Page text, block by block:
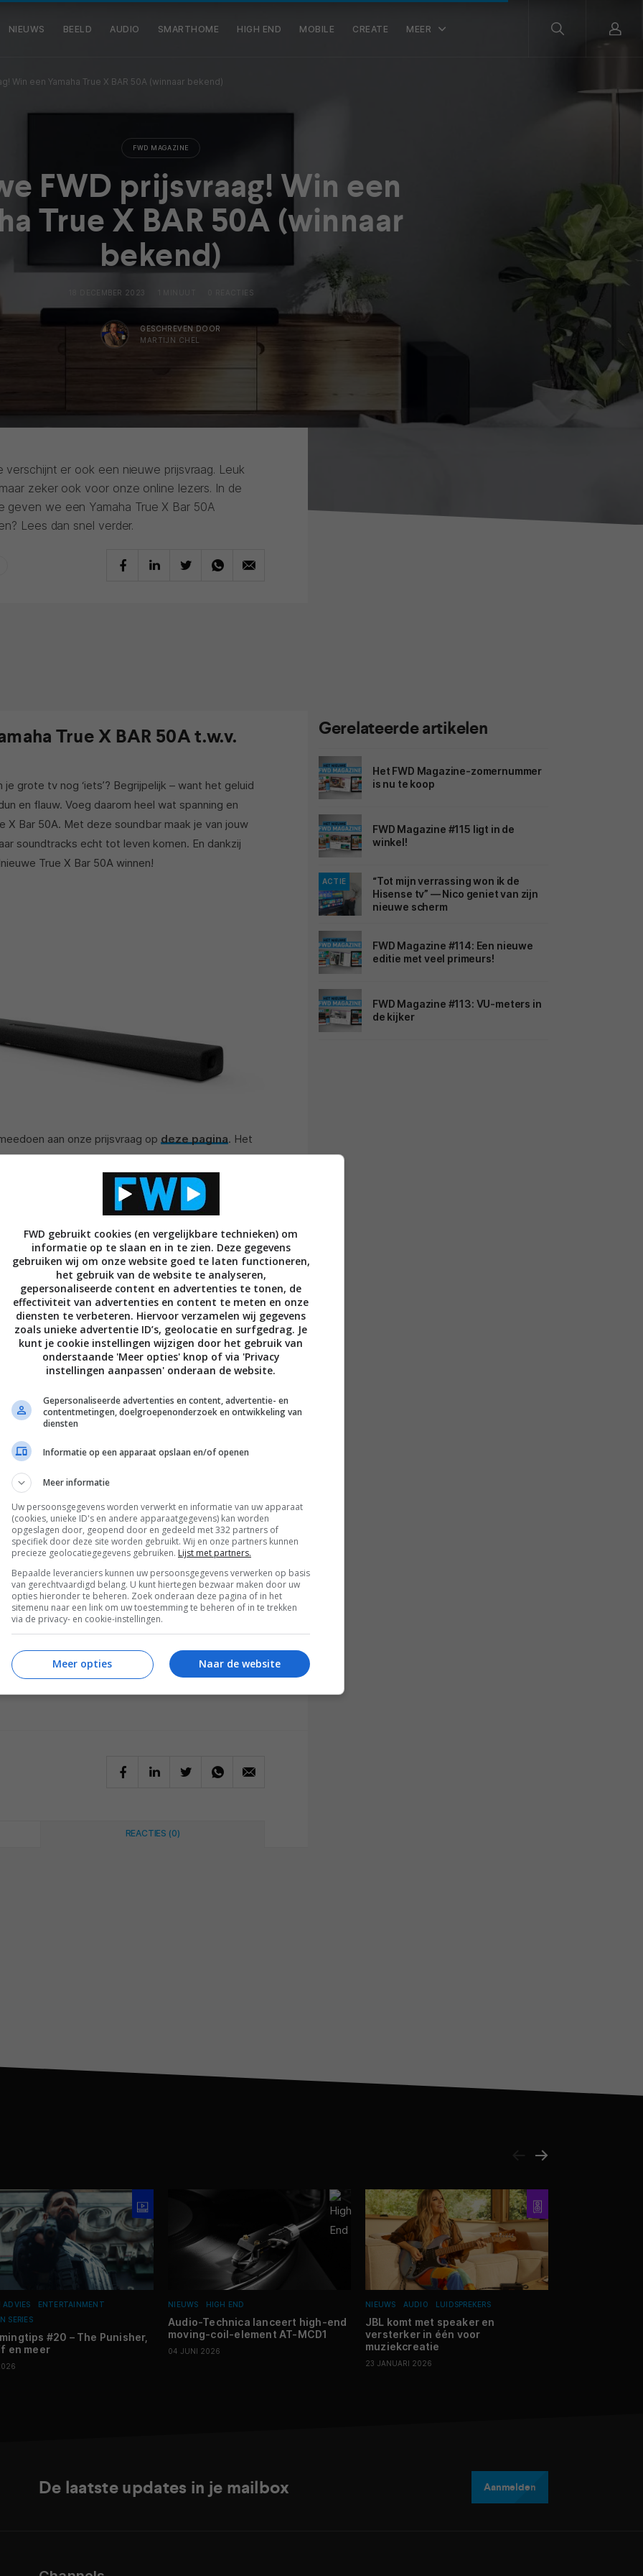
NIEUWS BEELD AUDIO SMARTHOME HIGH END MOBILE CREATE MEER
Win een Yamaha True X BAR 50A (winnaar bekend)
FWD MAGAZINE
FWD prijsvraag! Win een
True X BAR 50A (winnaar
bekend)
18 DECEMBER 2023 0 REACTIES
GESCHREVEN DOOR
MARTIJN CHEL
er ook een nieuwe prijsvraag. Leuk
zeker ook voor onze online lezers. In de
geven we een Yamaha True X Bar 50A
Lees dan snel verder.
True X BAR 50A t.w.v.
grote tv nog ‘iets’? Begrijpelijk – want het geluid
en flauw. Voeg daarom heel wat spanning en
X Bar 50A. Met deze soundbar maak je van jouw
soundtracks echt tot leven komen. En dankzij
True X Bar 50A winnen!
aan onze prijsvraag op deze pagina. Het
geven op de vraag en je gegevens achterlaten.
met je soundbar!
en losse verkoop
natuurlijk veel meer, waaronder de mooiste
tips en het laatste nieuws! Ga hem dus snel
als eerste het magazine ontvangen zodat
kunt lezen? Neem dan een
Of kies voor een digitaal abonnement. Zo
REACTIES (0)
Gerelateerde artikelen
Het FWD Magazine-zomernummer
is nu te koop
FWD Magazine #115 ligt in de
winkel!
ACTIE
“Tot mijn verrassing won ik de
Hisense tv” — Nico geniet van zijn
nieuwe scherm
FWD Magazine #114: Een nieuwe
editie met veel primeurs!
FWD Magazine #113: VU-meters in
de kijker
ADVIES
ENTERTAINMENT
SERIES
#20 – The Punisher,
en meer
NIEUWS HIGH END
Audio-Technica lanceert high-end
moving-coil-element AT-MCD1
04 JUNI 2026
NIEUWS AUDIO LUIDSPREKERS
JBL komt met speaker en
versterker in één voor
muziekcreatie
23 JANUARI 2026
De laatste updates in je mailbox Aanmelden
FWD gebruikt cookies (en vergelijkbare technieken) om
informatie op te slaan en in te zien. Deze gegevens
gebruiken wij om onze website goed te laten functioneren,
het gebruik van de website te analyseren,
gepersonaliseerde content en advertenties te tonen, de
effectiviteit van advertenties en content te meten en onze
diensten te verbeteren. Hiervoor verzamelen wij gegevens
zoals unieke advertentie ID’s, geolocatie en surfgedrag. Je
kunt je cookie instellingen wijzigen door het gebruik van
onderstaande 'Meer opties' knop of via 'Privacy
instellingen aanpassen' onderaan de website.
Gepersonaliseerde advertenties en content, advertentie- en
contentmetingen, doelgroepenonderzoek en ontwikkeling van
diensten
Informatie op een apparaat opslaan en/of openen
Meer informatie
Uw persoonsgegevens worden verwerkt en informatie van uw apparaat
(cookies, unieke ID's en andere apparaatgegevens) kan worden
opgeslagen door, geopend door en gedeeld met 332 partners of
specifiek door deze site worden gebruikt. Wij en onze partners kunnen
precieze geolocatiegegevens gebruiken. Lijst met partners.
Bepaalde leveranciers kunnen uw persoonsgegevens verwerken op basis
van gerechtvaardigd belang. U kunt hiertegen bezwaar maken door uw
opties hieronder te beheren. Zoek onderaan deze pagina of in het
sitemenu naar een link om uw toestemming te beheren of in te trekken
via de privacy- en cookie-instellingen.
Naar de website
Meer opties